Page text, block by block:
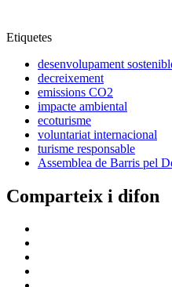
Etiquetes
desenvolupament
decreixement
emissions CO2
impacte ambiental
ecoturisme
voluntariat internacional
turisme responsable
Assemblea de Barris pel
Comparteix i difon